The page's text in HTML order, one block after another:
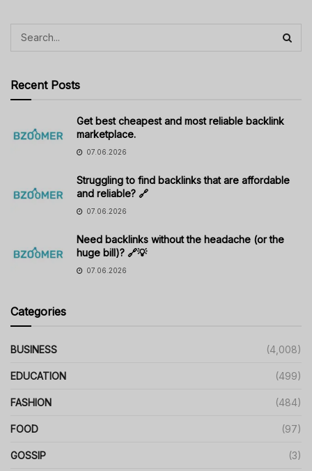
Recent Posts
Get best cheapest and most reliable backlink
marketplace.
07.06.2026
Struggling to find backlinks that are affordable
and reliable? 🔗
07.06.2026
Need backlinks without the headache (or the
huge bill)? 🔗💡
07.06.2026
Categories
BUSINESS (4,008)
EDUCATION (499)
FASHION (484)
FOOD (97)
GOSSIP (3)